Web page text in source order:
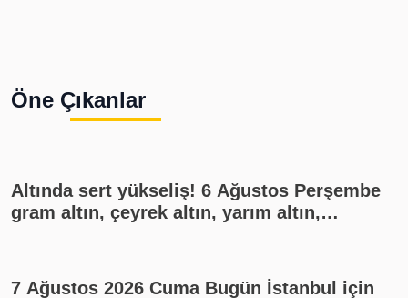
Öne Çıkanlar
Altında sert yükseliş! 6 Ağustos Perşembe
gram altın, çeyrek altın, yarım altın,
7 Ağustos 2026 Cuma Bugün İstanbul için